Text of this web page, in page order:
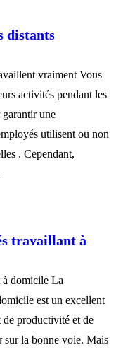
distants
vraiment Vous
activités pendant les
garantir une
utilisent ou non
. Cependant,
travaillant à
à domicile La
est un excellent
de productivité et de
sur la bonne voie. Mais